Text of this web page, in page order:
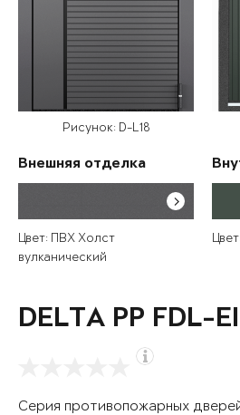
Рисунок: D-L18
Внешняя отделка
Цвет: ПВХ Холст
вулканический
DELTA PP FDL-
Серия противопожарных